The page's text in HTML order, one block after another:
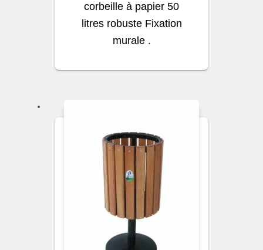
corbeille à papier 50
litres robuste Fixation
murale .